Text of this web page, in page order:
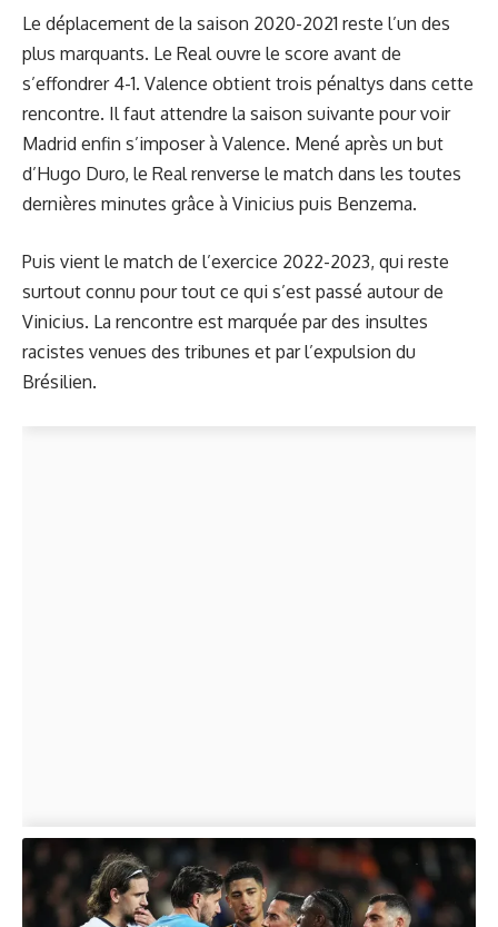
Le déplacement de la saison 2020-2021 reste l’un des
plus marquants. Le Real ouvre le score avant de
s’effondrer 4-1. Valence obtient trois pénaltys dans cette
rencontre. Il faut attendre la saison suivante pour voir
Madrid enfin s’imposer à Valence. Mené après un but
d’Hugo Duro, le Real renverse le match dans les toutes
dernières minutes grâce à Vinicius puis Benzema.
Puis vient le match de l’exercice 2022-2023, qui reste
surtout connu pour tout ce qui s’est passé autour de
Vinicius. La rencontre est marquée par des insultes
racistes venues des tribunes et par l’expulsion du
Brésilien.